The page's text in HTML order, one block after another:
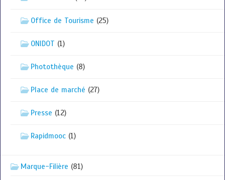
Office de Tourisme (25)
ONIDOT (1)
Photothèque (8)
Place de marché (27)
Presse (12)
Rapidmooc (1)
Marque-Filière (81)